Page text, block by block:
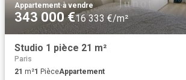
Appartement·à vendre
343 000 €16 333 €/m²
Studio 1 pièce 21 m²
Paris
21 m²1 PièceAppartement